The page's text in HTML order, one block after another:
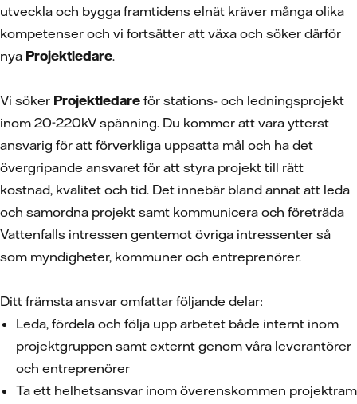
utveckla och bygga framtidens elnät kräver många olika
kompetenser och vi fortsätter att växa och söker därför
nya Projektledare.
Vi söker Projektledare för stations- och ledningsprojekt
inom 20-220kV spänning. Du kommer att vara ytterst
ansvarig för att förverkliga uppsatta mål och ha det
övergripande ansvaret för att styra projekt till rätt
kostnad, kvalitet och tid. Det innebär bland annat att leda
och samordna projekt samt kommunicera och företräda
Vattenfalls intressen gentemot övriga intressenter så
som myndigheter, kommuner och entreprenörer.
Ditt främsta ansvar omfattar följande delar:
Leda, fördela och följa upp arbetet både internt inom
projektgruppen samt externt genom våra leverantörer
och entreprenörer
Ta ett helhetsansvar inom överenskommen projektram